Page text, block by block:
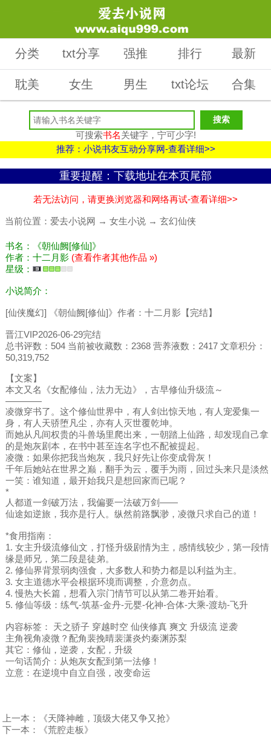
分类 txt分享 强推 排行 最新
耽美 女生 男生 txt论坛 合集
可搜索书名关键字，宁可少字!
推荐：小说书友互动分享网-查看详细>>
重要提醒：下载地址在本页尾部
若无法访问，请更换浏览器和网络再试-查看详细>>
当前位置： 爱去小说网 → 女生小说 → 玄幻仙侠
书名：《朝仙阙[修仙]》
作者：十二月影 (查看作者其他作品 »)
星级：
小说简介：
[仙侠魔幻] 《朝仙阙[修仙]》作者：十二月影【完结】
晋江VIP2026-06-29完结
总书评数：504 当前被收藏数：2368 营养液数：2417 文章积分：
50,319,752
【文案】
本文又名《女配修仙，法力无边》，古早修仙升级流～
————
凌微穿书了。这个修仙世界中，有人剑出惊天地，有人宠爱集一
身，有人天骄堕凡尘，亦有人灭世覆乾坤。
而她从凡间权贵的斗兽场里爬出来，一朝踏上仙路，却发现自己拿
的是炮灰剧本，在书中甚至连名字也不配被提起。
凌微：如果你把我当炮灰，我只好先让你变成骨灰！
千年后她站在世界之巅，翻手为云，覆手为雨，回过头来只是淡然
一笑：谁知道，最开始我只是想回家而已呢？
*
人都道一剑破万法，我偏要一法破万剑——
仙途如逆旅，我亦是行人。纵然前路飘渺，凌微只求自己的道！
*食用指南：
1. 女主升级流修仙文，打怪升级剧情为主，感情线较少，第一段情
缘是师兄，第二段是徒弟。
2. 修仙界背景弱肉强食，大多数人和势力都是以利益为主。
3. 女主道德水平会根据环境而调整，介意勿点。
4. 慢热大长篇，想看入宗门情节可以从第二卷开始看。
5. 修仙等级：练气-筑基-金丹-元婴-化神-合体-大乘-渡劫-飞升
内容标签： 天之骄子 穿越时空 仙侠修真 爽文 升级流 逆袭
主角视角凌微？配角裴挽晴裴潇炎灼秦渊苏梨
其它：修仙，逆袭，女配，升级
一句话简介：从炮灰女配到第一法修！
立意：在逆境中自立自强，改变命运
上一本：
《天降神雌，顶级大佬又争又抢》
下一本：
《荒腔走板》